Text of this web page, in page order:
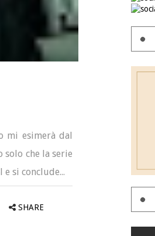
mi esimerà dal
solo che la serie
si conclude...
SHARE